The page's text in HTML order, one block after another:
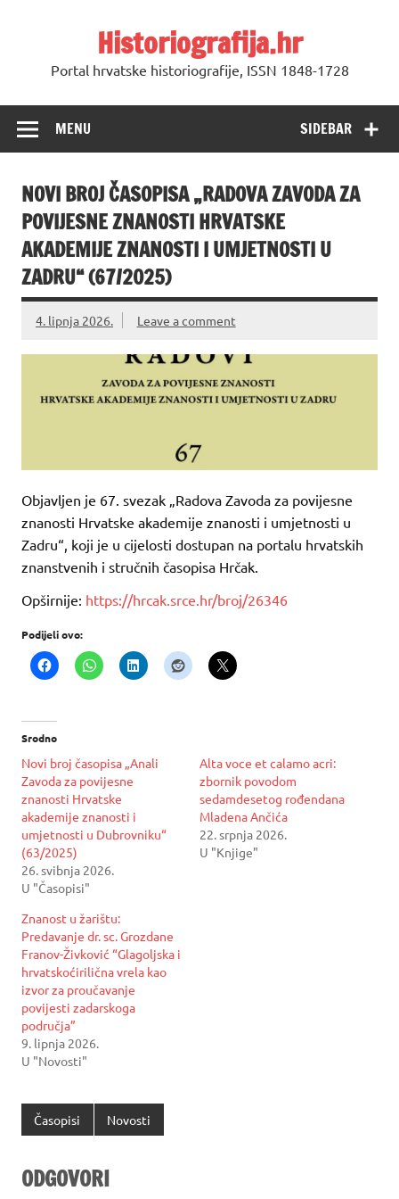
Historiografija.hr
Portal hrvatske historiografije, ISSN 1848-1728
SIDEBAR
MENU
NOVI BROJ ČASOPISA „RADOVA ZAVODA ZA
POVIJESNE ZNANOSTI HRVATSKE
AKADEMIJE ZNANOSTI I UMJETNOSTI U
ZADRU“ (67/2025)
4. lipnja 2026. Leave a comment
Objavljen je 67. svezak „Radova Zavoda za povijesne
znanosti Hrvatske akademije znanosti i umjetnosti u
Zadru“, koji je u cijelosti dostupan na portalu hrvatskih
znanstvenih i stručnih časopisa Hrčak.
Opširnije: https://hrcak.srce.hr/broj/26346
Podijeli ovo:
Srodno
Novi broj časopisa „Anali
Zavoda za povijesne
znanosti Hrvatske
akademije znanosti i
umjetnosti u Dubrovniku“
(63/2025)
26. svibnja 2026.
U "Časopisi"
Alta voce et calamo acri:
zbornik povodom
sedamdesetog rođendana
Mladena Ančića
22. srpnja 2026.
U "Knjige"
Znanost u žarištu:
Predavanje dr. sc. Grozdane
Franov-Živković “Glagoljska i
hrvatskoćirilična vrela kao
izvor za proučavanje
povijesti zadarskoga
područja”
9. lipnja 2026.
U "Novosti"
Časopisi Novosti
ODGOVORI